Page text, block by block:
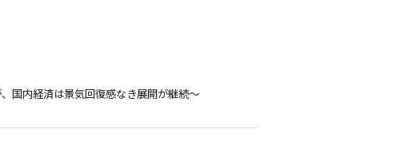
国内経済は景気回復感なき展開が継続～